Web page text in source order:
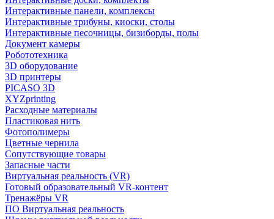
Интерактивные панели, комплексы
Интерактивные трибуны, киоски, столы
Интерактивные песочницы, бизиборды, полы
Документ камеры
Робототехника
3D оборудование
3D принтеры
PICASO 3D
XYZprinting
Расходные материалы
Пластиковая нить
Фотополимеры
Цветные чернила
Сопутствующие товары
Запасные части
Виртуальная реальность (VR)
Готовый образовательный VR-контент
Тренажёры VR
ПО Виртуальная реальность